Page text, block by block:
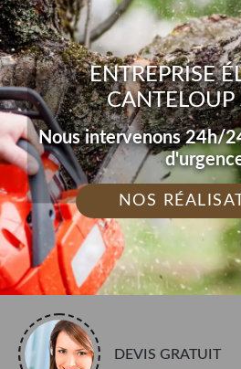
ENTREPRISE
Nous intervenons 24h/
NOS
DEVIS GRATUIT